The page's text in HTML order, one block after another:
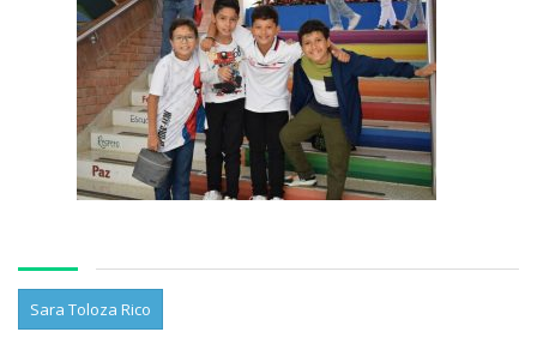
Sara Toloza Rico